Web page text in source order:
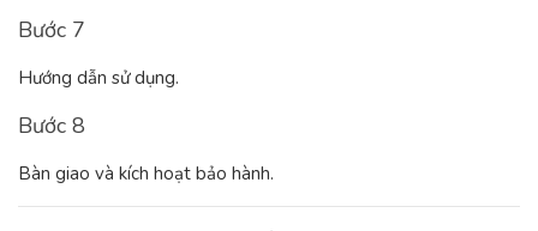
Bước 7
Hướng dẫn sử dụng.
Bước 8
Bàn giao và kích hoạt bảo hành.